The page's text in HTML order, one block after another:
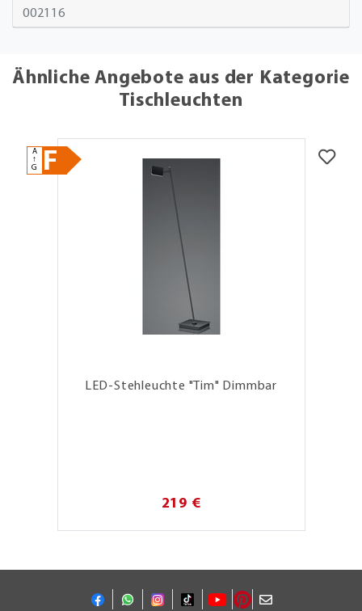
002116
Ähnliche Angebote aus der Kategorie
Tischleuchten
A
↑
G
F
LED-Stehleuchte "Tim" Dimmbar
219 €